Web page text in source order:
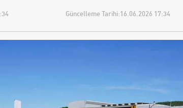
Güncelleme Tarihi:16.06.2026 17:34